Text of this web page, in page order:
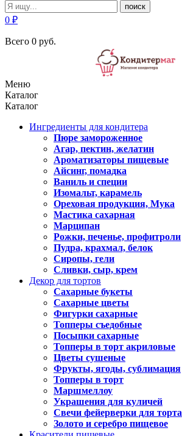
поиск
0 ₽
Всего 0 руб.
Меню
Каталог
Каталог
Ингредиенты для кондитера
Пюре замороженное
Агар, пектин, желатин
Ароматизаторы пищевые
Айсинг, помадка
Ваниль и специи
Изомальт, карамель
Ореховая продукция, Мука
Мастика сахарная
Марципан
Рожки, печенье, профитроли
Пудра, крахмал, белок
Сиропы, гели
Сливки, сыр, крем
Декор для тортов
Сахарные букеты
Сахарные цветы
Фигурки сахарные
Топперы съедобные
Посыпки сахарные
Топперы в торт акриловые
Цветы сушеные
Фрукты, ягоды, сублимация
Топперы в торт
Маршмеллоу
Украшения для куличей
Свечи фейерверки для торта
Золото и серебро пищевое